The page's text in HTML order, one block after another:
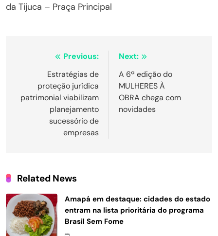
da Tijuca – Praça Principal
Navegação
Post
Previous:
Estratégias de
proteção jurídica
patrimonial viabilizam
planejamento
sucessório de
empresas
Next:
A 6ª edição do
MULHERES À
OBRA chega com
novidades
Related News
Amapá em destaque: cidades do estado
entram na lista prioritária do programa
Brasil Sem Fome